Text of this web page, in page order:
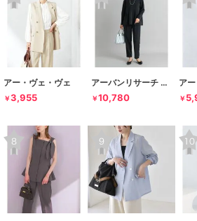
アー・ヴェ・ヴェ
￥3,955
アーバンリサーチ ドアーズ
￥10,780
ア
￥